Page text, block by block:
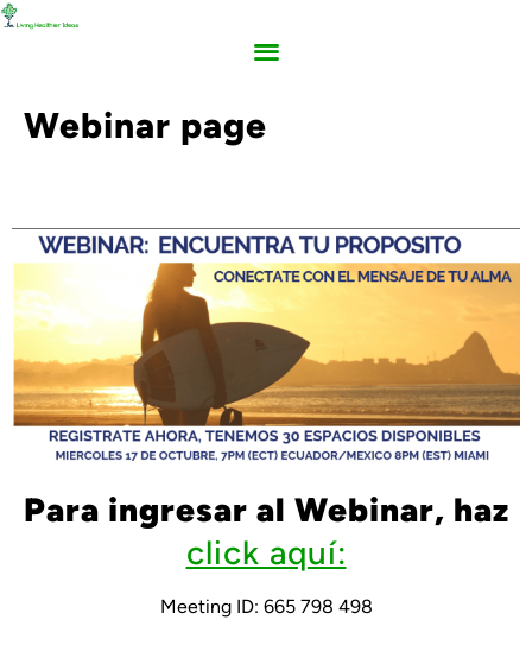
Webinar page
Para ingresar al Webinar, haz
click aquí:
Meeting ID: 665 798 498